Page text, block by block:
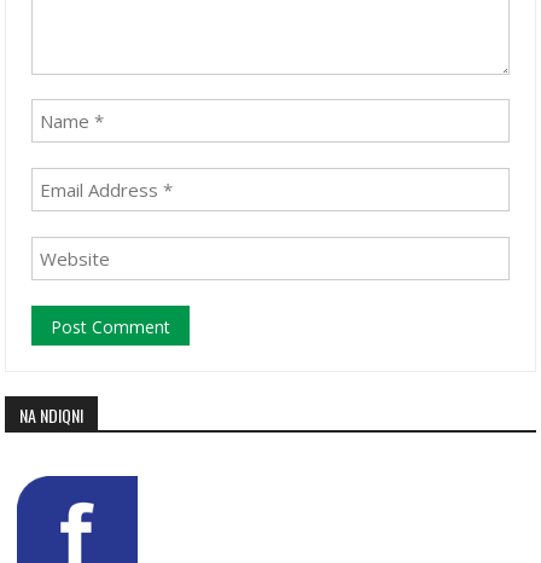
NA NDIQNI